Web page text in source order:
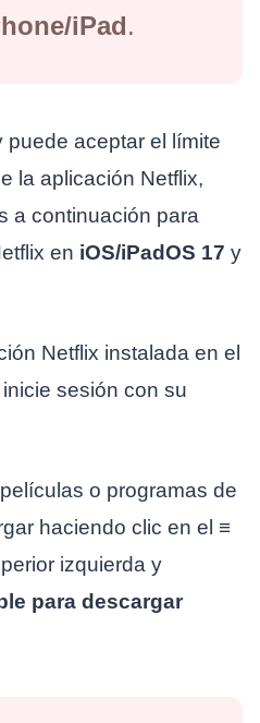
iPad.
aceptar el límite
la aplicación Netflix,
a continuación para
en iOS/iPadOS 17 y
Netflix instalada en el
sesión con su
o programas de
haciendo clic en el ≡
izquierda y
para descargar